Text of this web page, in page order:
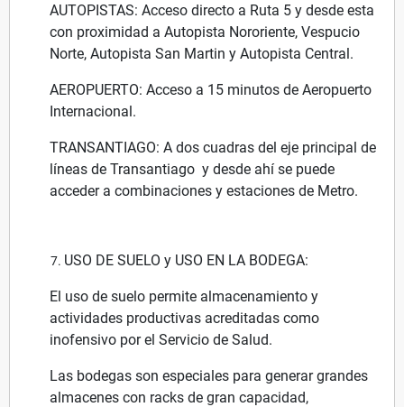
AUTOPISTAS: Acceso directo a Ruta 5 y desde esta
con proximidad a Autopista Nororiente, Vespucio
Norte, Autopista San Martin y Autopista Central.
AEROPUERTO: Acceso a 15 minutos de Aeropuerto
Internacional.
TRANSANTIAGO: A dos cuadras del eje principal de
líneas de Transantiago y desde ahí se puede
acceder a combinaciones y estaciones de Metro.
USO DE SUELO y USO EN LA BODEGA:
El uso de suelo permite almacenamiento y
actividades productivas acreditadas como
inofensivo por el Servicio de Salud.
Las bodegas son especiales para generar grandes
almacenes con racks de gran capacidad,